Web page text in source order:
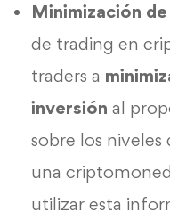
Minimización
de trading en
traders a
inversión al
sobre los niveles
una
utilizar esta